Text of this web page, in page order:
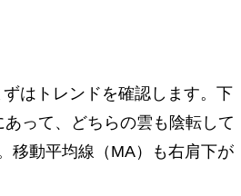
はトレンドを確認します。下
って、どちらの雲も陰転して
移動平均線（MA）も右肩下が